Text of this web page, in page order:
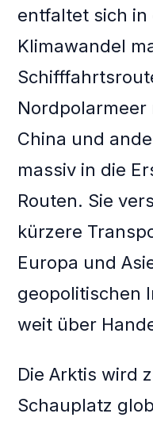
entfaltet sich in
Klimawandel
Nordpolarmeer
China und
massiv in die
Routen. Sie
kürzere
Europa und
geopolitischen
weit über
Die Arktis wird
Schauplatz